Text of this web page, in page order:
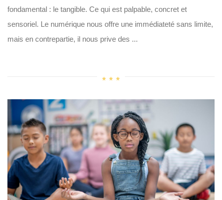
fondamental : le tangible. Ce qui est palpable, concret et
sensoriel. Le numérique nous offre une immédiateté sans limite,
mais en contrepartie, il nous prive des ...